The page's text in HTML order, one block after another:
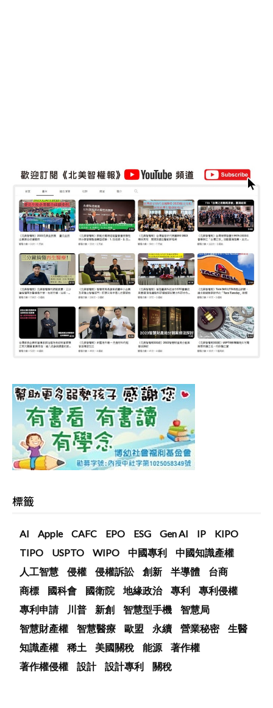
標籤
AI Apple CAFC EPO ESG Gen AI IP
KIPO
TIPO
USPTO WIPO 中國專利
中國知識產權
人工智慧
侵權 侵權訴訟 創新 半導體
台商
商標
國科會 國衛院 地緣政治 專利
專利侵權
專利申請
川普 新創 智慧型手機
智慧局
智慧財產權
智慧醫療 歐盟 永續 營業秘密
生醫
知識產權
稀土 美國關稅 能源
著作權
著作權侵權
設計 設計專利 關稅